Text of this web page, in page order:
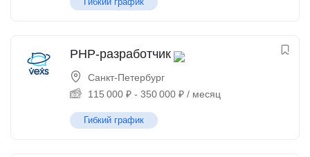
PHP-разработчик
Санкт-Петербург
115 000 ₽ - 350 000 ₽ / месяц
Гибкий график